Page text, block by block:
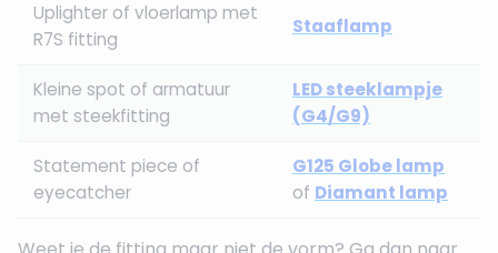
Uplighter of vloerlamp met
R7S fitting
Staaflamp
Kleine spot of armatuur
met steekfitting
LED steeklampje
(G4/G9)
Statement piece of
eyecatcher
G125 Globe lamp
of Diamant lamp